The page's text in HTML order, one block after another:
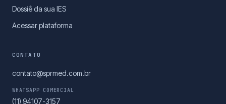
Dossiê da sua IES
Acessar plataforma
CONTATO
contato@sprmed.com.br
WHATSAPP COMERCIAL
(11) 94107-3157